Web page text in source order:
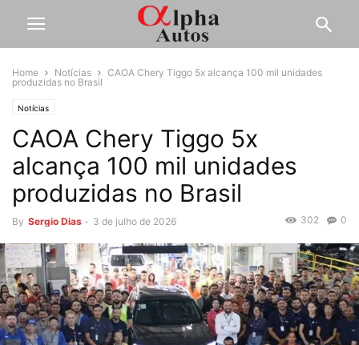
Home Notícias
CAOA Chery Tiggo 5x alcança 100 mil unidades
produzidas no Brasil
Notícias
CAOA Chery Tiggo 5x
alcança 100 mil unidades
produzidas no Brasil
By Sergio Dias - 3 de julho de 2026 0
302